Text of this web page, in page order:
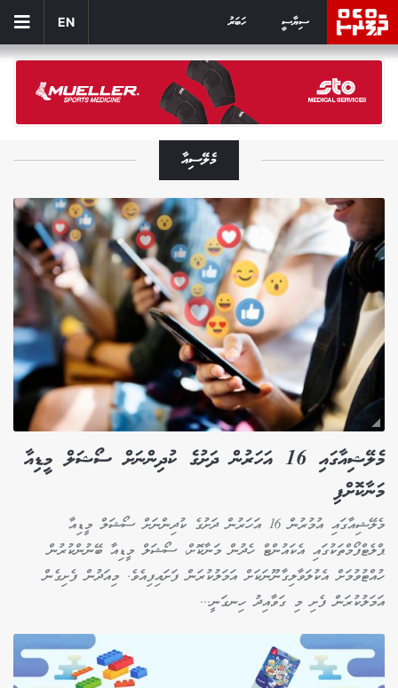
ސިޔާސީ ހަބަރު EN
މެލޭސިއާ
މެލޭޝިއާގައި 16 އަހަރުން ދަށުގެ ކުދިންނަށް ސޯޝަލް މީޑިއާ
މަނާކޮށްފި
މެލޭޝިއާގައި އުމުރުން 16 އަހަރުން ދަށުގެ ކުދިންނަށް ސޯޝަލް މީޑިއާ
ޕްލެޓްފޯމްތަކުގައި އެކައުންޓް ހެދުން މަނާކޮށް، ސޯޝަލް މީޑިއާ ބޭނުންކުރުން
ހުއްޓުވުމަށް އެކުލަވާލިގާނޫނަކަށް އަމަލުކުރަން ފަށައިފިއެވެ. މިއަދުން ފެށިގެން
އަމަލުކުރަން ފެށި މި ގަވާއިދު ހިނގަނީ...